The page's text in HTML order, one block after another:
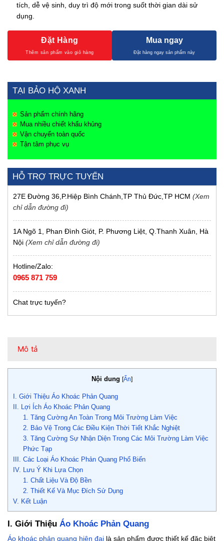
tích, dễ vệ sinh, duy trì độ mới trong suốt thời gian dài sử
dụng.
Đặt Hàng Mua ngay
TẠI BẢO HỘ XANH
Sản phẩm chính hãng
Mua nhiều chiết khấu khủng
Vận chuyển toàn quốc
Tận tâm phục vụ
HỖ TRỢ TRỰC TUYẾN
27E Đường 36,P.Hiệp Bình Chánh,TP Thủ Đức,TP HCM (Xem
chỉ dẫn đường đi)
1A Ngõ 1, Phan Đình Giót, P. Phương Liệt, Q.Thanh Xuân, Hà
Nội (Xem chỉ dẫn đường đi)
Hotline/Zalo:
0965 871 759
Chat trực tuyến?
Mô tả
Nội dung [Ẩn]
I. Giới Thiệu Áo Khoác Phản Quang
II. Lợi Ích Áo Khoác Phản Quang
1. Tăng Cường An Toàn Trong Môi Trường Làm Việc
2. Bảo Vệ Trong Các Điều Kiện Thời Tiết Khắc Nghiệt
3. Tăng Cường Sự Nhận Diện Trong Các Môi Trường Làm Việc
Phức Tạp
III. Các Loại Áo Khoác Phản Quang Phổ Biến
IV. Lưu Ý Khi Lựa Chọn
1. Chất Liệu Và Độ Bền
2. Thiết Kế Và Mục Đích Sử Dụng
V. Kết Luận
I. Giới Thiệu Áo Khoác Phản Quang
Áo khoác phản quang hiện đại là sản phẩm được thiết kế đặc biệt